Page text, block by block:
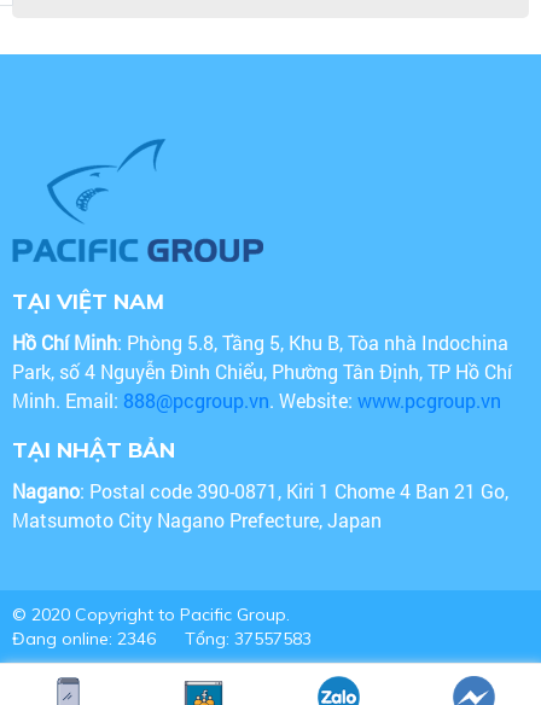
TẠI VIỆT NAM
Hồ Chí Minh: Phòng 5.8, Tầng 5, Khu B, Tòa nhà Indochina
Park, số 4 Nguyễn Đình Chiểu, Phường Tân Định, TP Hồ Chí
Minh. Email: 888@pcgroup.vn. Website: www.pcgroup.vn
TẠI NHẬT BẢN
Nagano: Postal code 390-0871, Kiri 1 Chome 4 Ban 21 Go,
Matsumoto City Nagano Prefecture, Japan
© 2020 Copyright to Pacific Group.
Đang online: 2346
Tổng: 37557583